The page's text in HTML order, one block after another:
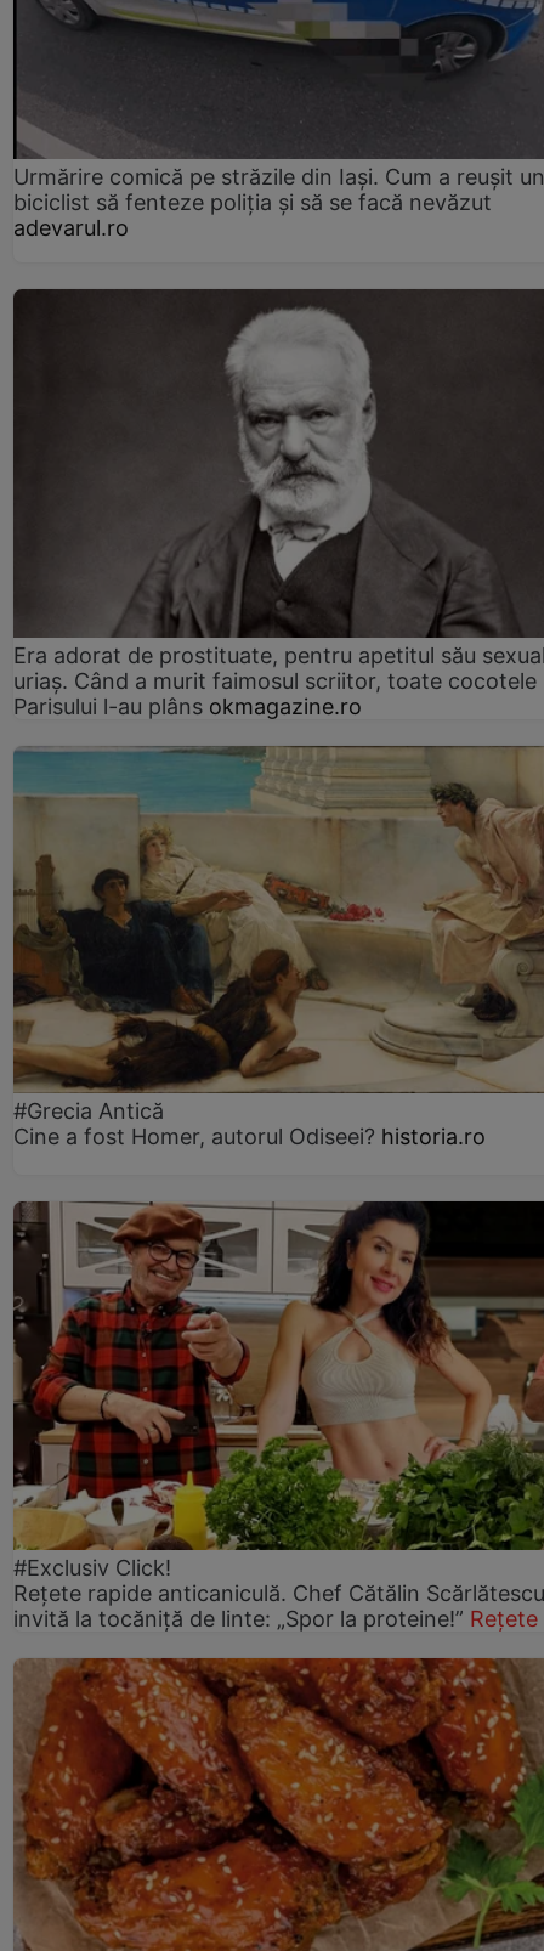
Urmărire comică pe străzile din Iași. Cum a reușit un
biciclist să fenteze poliția și să se facă nevăzut
adevarul.ro
Era adorat de prostituate, pentru apetitul său
uriaș. Când a murit faimosul scriitor, toate cocotele
Parisului l-au plâns okmagazine.ro
#Grecia Antică
Cine a fost Homer, autorul Odiseei? historia.ro
#Exclusiv Click!
Rețete rapide anticaniculă. Chef Cătălin
invită la tocăniță de linte: „Spor la proteine!” Rețete